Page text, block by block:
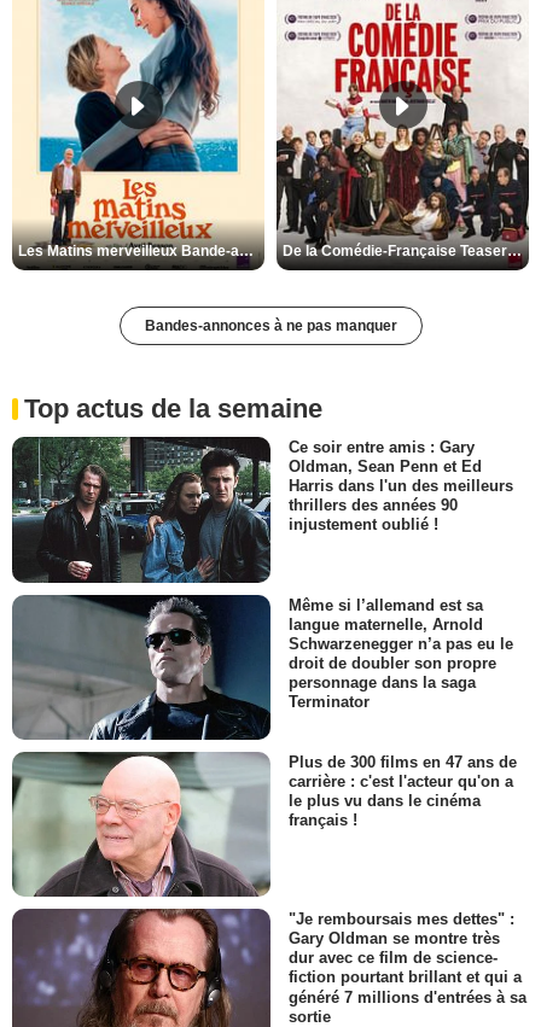
Les Matins merveilleux Bande-annonce VF De la Comédie-Française Teaser VF
Bandes-annonces à ne pas manquer
Top actus de la semaine
Ce soir entre amis : Gary
Oldman, Sean Penn et Ed
Harris dans l'un des meilleurs
thrillers des années 90
injustement oublié !
Même si l’allemand est sa
langue maternelle, Arnold
Schwarzenegger n’a pas eu le
droit de doubler son propre
personnage dans la saga
Terminator
Plus de 300 films en 47 ans de
carrière : c'est l'acteur qu'on a
le plus vu dans le cinéma
français !
"Je remboursais mes dettes" :
Gary Oldman se montre très
dur avec ce film de science-
fiction pourtant brillant et qui a
généré 7 millions d'entrées à sa
sortie